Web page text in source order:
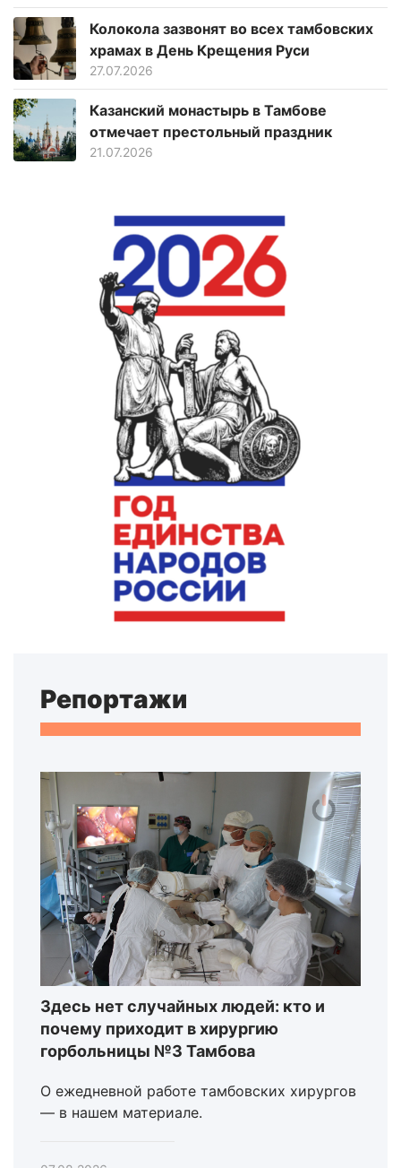
Колокола зазвонят во всех тамбовских
храмах в День Крещения Руси
27.07.2026
Казанский монастырь в Тамбове
отмечает престольный праздник
21.07.2026
Репортажи
Здесь нет случайных людей: кто и
почему приходит в хирургию
горбольницы №3 Тамбова
О ежедневной работе тамбовских хирургов
— в нашем материале.